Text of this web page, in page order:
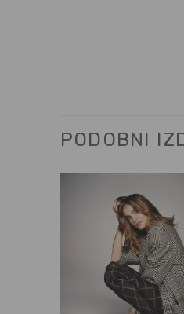
PODOBNI